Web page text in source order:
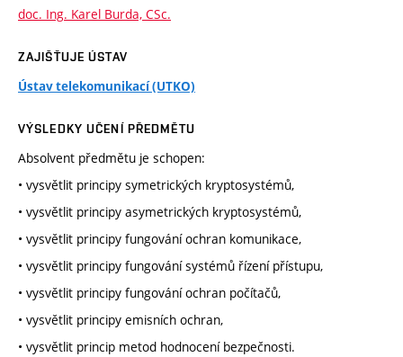
doc. Ing. Karel Burda, CSc.
ZAJIŠŤUJE ÚSTAV
Ústav telekomunikací (UTKO)
VÝSLEDKY UČENÍ PŘEDMĚTU
Absolvent předmětu je schopen:
• vysvětlit principy symetrických kryptosystémů,
• vysvětlit principy asymetrických kryptosystémů,
• vysvětlit principy fungování ochran komunikace,
• vysvětlit principy fungování systémů řízení přístupu,
• vysvětlit principy fungování ochran počítačů,
• vysvětlit principy emisních ochran,
• vysvětlit princip metod hodnocení bezpečnosti.